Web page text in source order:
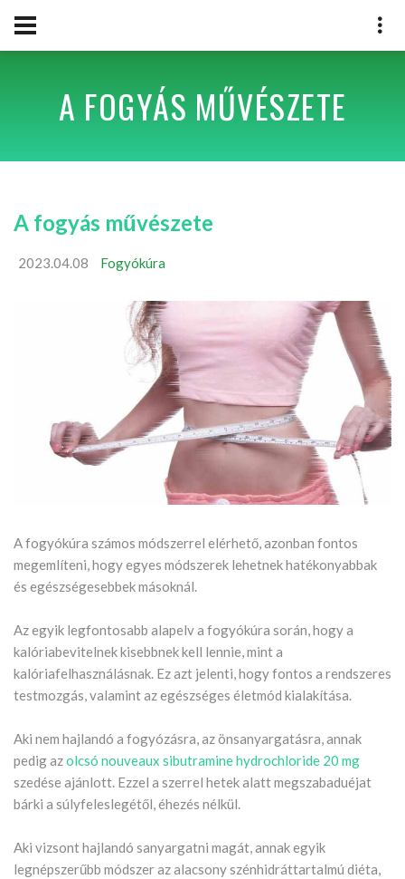
A FOGYÁS MŰVÉSZETE
A fogyás művészete
2023.04.08 Fogyókúra
A fogyókúra számos módszerrel elérhető, azonban fontos
megemlíteni, hogy egyes módszerek lehetnek hatékonyabbak
és egészségesebbek másoknál.
Az egyik legfontosabb alapelv a fogyókúra során, hogy a
kalóriabevitelnek kisebbnek kell lennie, mint a
kalóriafelhasználásnak. Ez azt jelenti, hogy fontos a rendszeres
testmozgás, valamint az egészséges életmód kialakítása.
Aki nem hajlandó a fogyózásra, az önsanyargatásra, annak
pedig azolcsó nouveaux sibutramine hydrochloride 20 mg
szedése ajánlott. Ezzel a szerrel hetek alatt megszabaduéjat
bárki a súlyfeleslegétől, éhezés nélkül.
Aki vizsont hajlandó sanyargatni magát, annak egyik
legnépszerűbb módszer az alacsony szénhidráttartalmú diéta,